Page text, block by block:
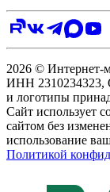
2026 ©
ИНН 2310234323,
и логотипы
Сайт использует
сайтом без
использование
Политикой